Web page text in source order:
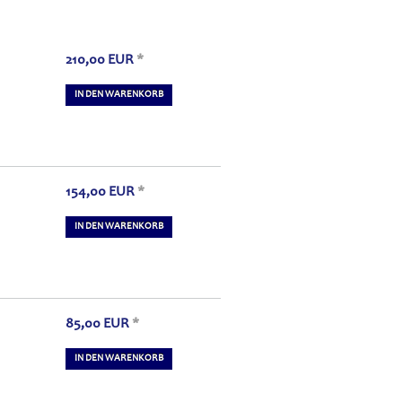
210,00 EUR *
IN DEN WARENKORB
154,00 EUR *
IN DEN WARENKORB
85,00 EUR *
IN DEN WARENKORB